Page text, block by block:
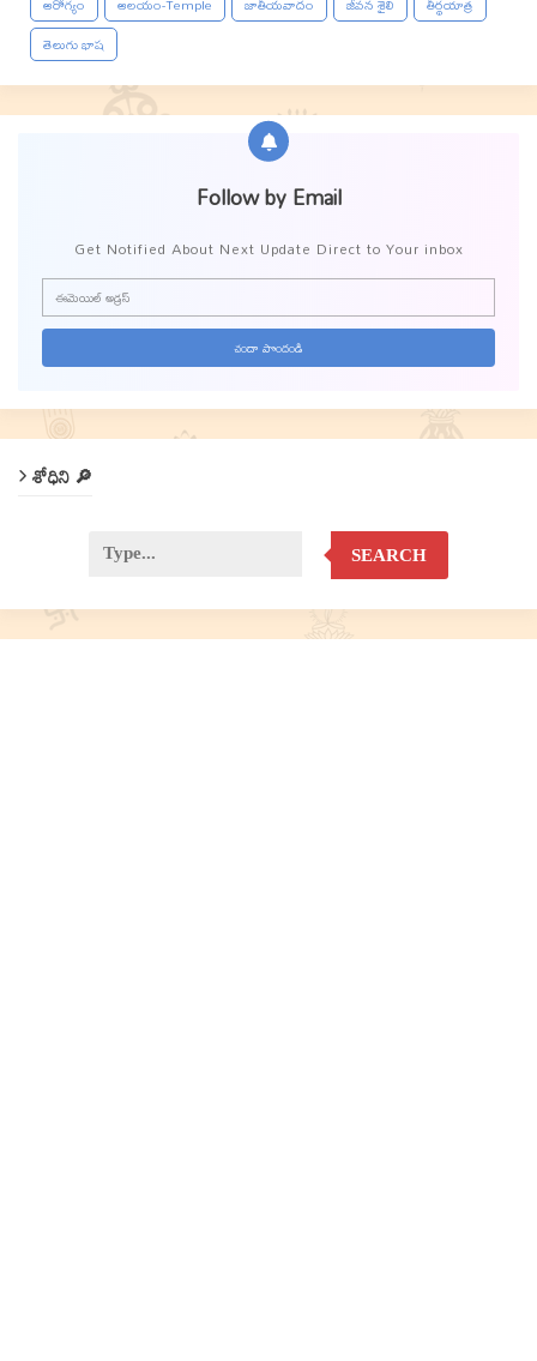
తెలుగు భాష
Follow by Email
Get Notified About Next Update Direct to Your inbox
శోధిని 🔎
SEARCH